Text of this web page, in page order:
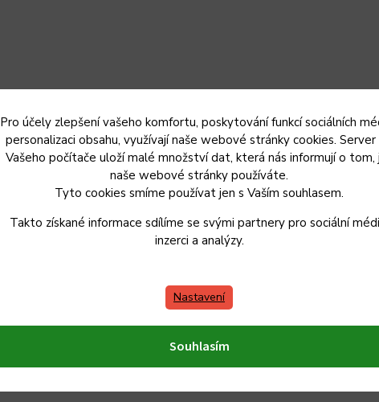
Pro účely zlepšení vašeho komfortu, poskytování funkcí sociálních
personalizaci obsahu, využívají naše webové stránky cookies. Server
Vašeho počítače uloží malé množství dat, která nás informují o tom,
naše webové stránky používáte.
Tyto cookies smíme používat jen s Vaším souhlasem.
Takto získané informace sdílíme se svými partnery pro sociální
inzerci a analýzy.
Nastavení
Souhlasím